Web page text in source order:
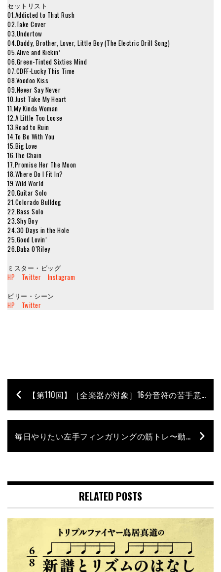
セットリスト
01.Addicted to That Rush
02.Take Cover
03.Undertow
04.Daddy, Brother, Lover, Little Boy (The Electric Drill Song)
05.Alive and Kickin’
06.Green-Tinted Sixties Mind
07.CDFF-Lucky This Time
08.Voodoo Kiss
09.Never Say Never
10.Just Take My Heart
11.My Kinda Woman
12.A Little Too Loose
13.Road to Ruin
14.To Be With You
15.Big Love
16.The Chain
17.Promise Her The Moon
18.Where Do I Fit In?
19.Wild World
20.Guitar Solo
21.Colorado Bulldog
22.Bass Solo
23.Shy Boy
24.30 Days in the Hole
25.Good Lovin’
26.Baba O’Riley
ミスター・ビッグ
HP
Twitter
Instagram
ビリー・シーン
HP
Twitter
【第110回】［全楽器が対象］16分音符の苦手意識を克服するコンセプトとエクササイズ 石村順の低音よろず相談所 〜Jun’s Bass Clinic〜
毎日やりたい左手フィンガリングの筋トレ〜動かせない筋肉は神経を鍛えろ！【Mutsumiのベース塾 ベースは筋トレ！】 – 第3回
RELATED POSTS